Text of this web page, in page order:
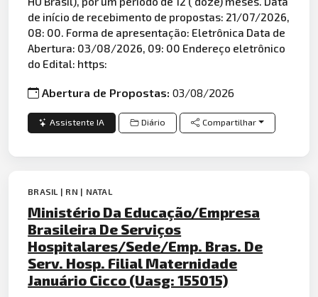
de início de recebimento de propostas: 21/07/2026,
08: 00. Forma de apresentação: Eletrônica Data de
Abertura: 03/08/2026, 09: 00 Endereço eletrônico
do Edital: https:
Abertura de Propostas:03/08/2026
Assistente IA Diário Compartilhar
BRASIL | RN | NATAL
Ministério Da Educação/Empresa
Brasileira De Serviços
Hospitalares/Sede/Emp. Bras. De
Serv. Hosp. Filial Maternidade
Januário Cicco (Uasg: 155015)